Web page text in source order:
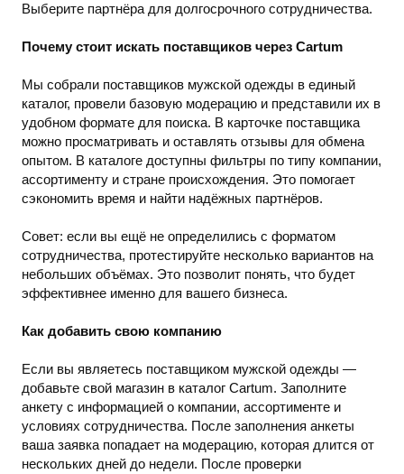
Выберите партнёра для долгосрочного сотрудничества.
Почему стоит искать поставщиков через Cartum
Мы собрали поставщиков мужской одежды в единый
каталог, провели базовую модерацию и представили их в
удобном формате для поиска. В карточке поставщика
можно просматривать и оставлять отзывы для обмена
опытом. В каталоге доступны фильтры по типу компании,
ассортименту и стране происхождения. Это помогает
сэкономить время и найти надёжных партнёров.
Совет: если вы ещё не определились с форматом
сотрудничества, протестируйте несколько вариантов на
небольших объёмах. Это позволит понять, что будет
эффективнее именно для вашего бизнеса.
Как добавить свою компанию
Если вы являетесь поставщиком мужской одежды —
добавьте свой магазин в каталог Cartum. Заполните
анкету с информацией о компании, ассортименте и
условиях сотрудничества. После заполнения анкеты
ваша заявка попадает на модерацию, которая длится от
нескольких дней до недели. После проверки